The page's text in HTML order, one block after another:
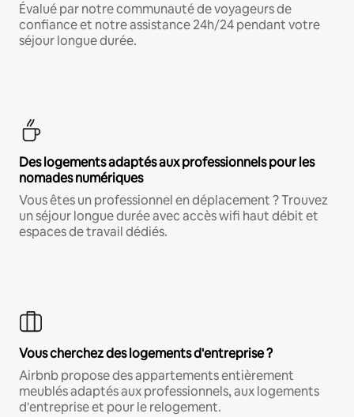
Évalué par notre communauté de voyageurs de
confiance et notre assistance 24h/24 pendant votre
séjour longue durée.
Des logements adaptés aux professionnels pour les
nomades numériques
Vous êtes un professionnel en déplacement ? Trouvez
un séjour longue durée avec accès wifi haut débit et
espaces de travail dédiés.
Vous cherchez des logements d'entreprise ?
Airbnb propose des appartements entièrement
meublés adaptés aux professionnels, aux logements
d'entreprise et pour le relogement.